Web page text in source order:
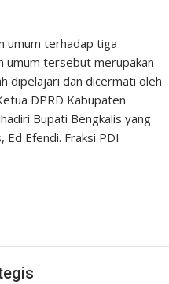
umum terhadap tiga
umum tersebut merupakan
dipelajari dan dicermati oleh
DPRD Kabupaten
Bupati Bengkalis yang
Efendi. Fraksi PDI